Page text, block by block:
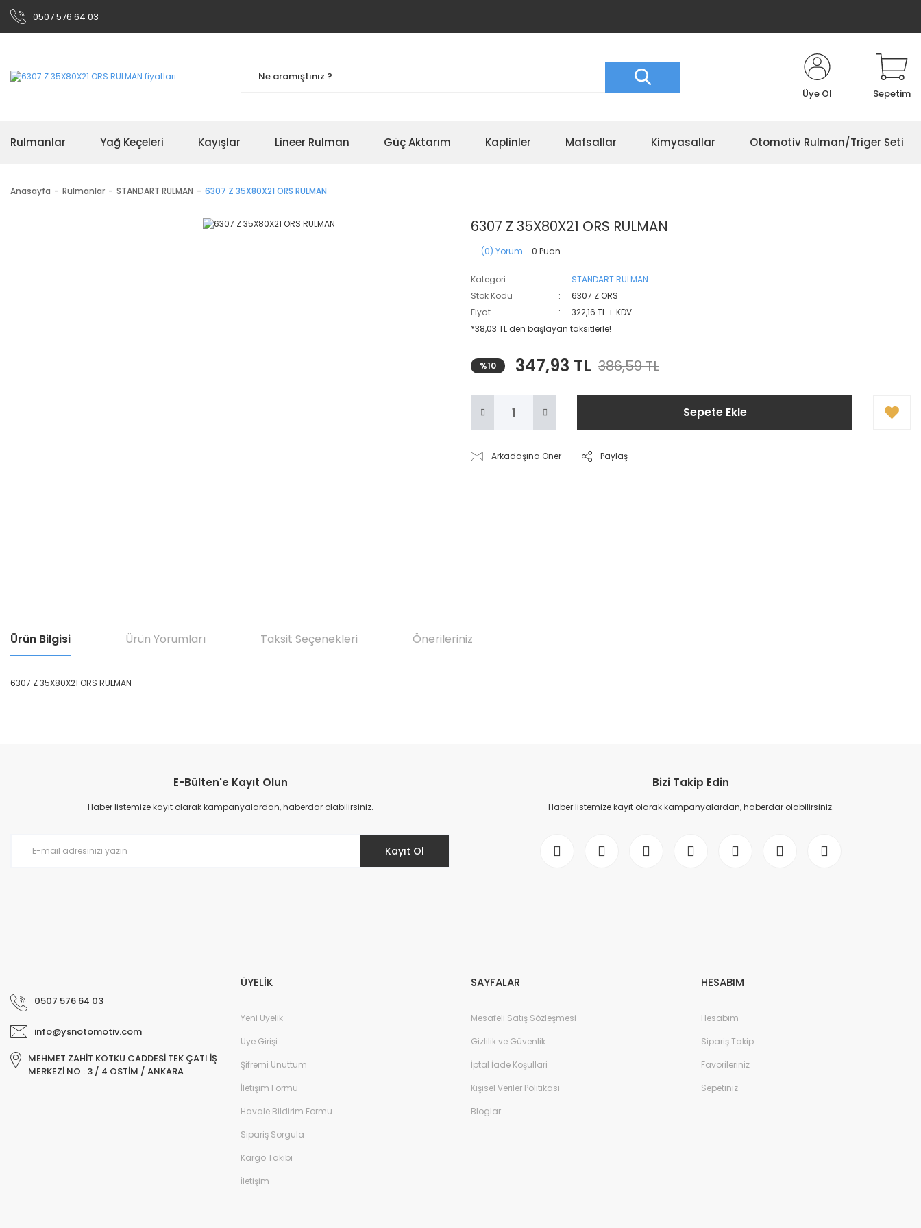
0507 576 64 03
Üye Ol Sepetim
Rulmanlar Yağ Keçeleri Kayışlar Lineer Rulman Güç Aktarım Kaplinler Mafsallar Kimyasallar Otomotiv Rulman/Triger Seti
Anasayfa Rulmanlar STANDART RULMAN 6307 Z 35X80X21 ORS RULMAN
6307 Z 35X80X21 ORS RULMAN
(0) Yorum - 0 Puan
Kategori
STANDART RULMAN
Stok Kodu
6307 Z ORS
Fiyat
322,16 TL + KDV
*38,03 TL den başlayan taksitlerle!
%10 347,93 TL 386,59 TL
Sepete Ekle
Arkadaşına Öner Paylaş
Ürün Bilgisi Ürün Yorumları Taksit Seçenekleri Önerileriniz
6307 Z 35X80X21 ORS RULMAN
Ürün resmi kalitesiz, bozuk veya görüntülenemiyor.
Ürün açıklamasında eksik bilgiler bulunuyor.
E-Bülten'e Kayıt Olun
Haber listemize kayıt olarak kampanyalardan, haberdar olabilirsiniz.
Kayıt Ol
Bizi Takip Edin
Haber listemize kayıt olarak kampanyalardan, haberdar olabilirsiniz.
0507 576 64 03
info@ysnotomotiv.com
MEHMET ZAHİT KOTKU CADDESİ TEK ÇATI İŞ
MERKEZİ NO : 3 / 4 OSTİM / ANKARA
ÜYELİK
Yeni Üyelik
Üye Girişi
Şifremi Unuttum
İletişim Formu
Havale Bildirim Formu
Sipariş Sorgula
Kargo Takibi
İletişim
SAYFALAR
Mesafeli Satış Sözleşmesi
Gizlilik ve Güvenlik
İptal İade Koşullari
Kişisel Veriler Politikası
Bloglar
HESABIM
Hesabım
Sipariş Takip
Favorileriniz
Sepetiniz